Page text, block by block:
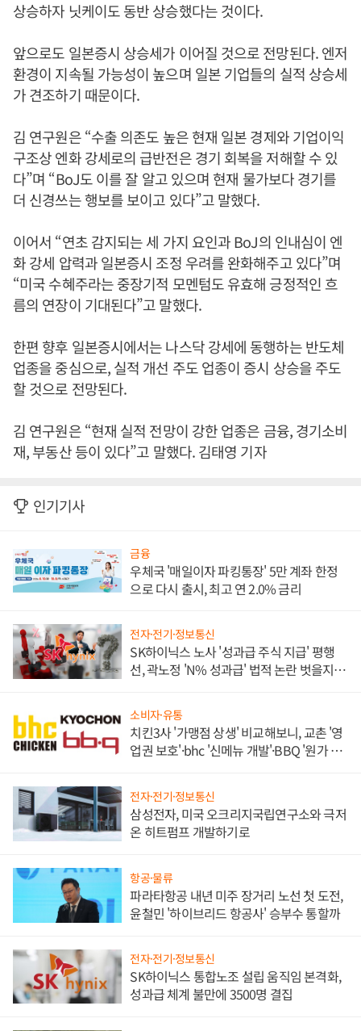
상승하자 닛케이도 동반 상승했다는 것이다.
앞으로도 일본증시 상승세가 이어질 것으로 전망된다. 엔저
환경이 지속될 가능성이 높으며 일본 기업들의 실적 상승세
가 견조하기 때문이다.
김 연구원은 “수출 의존도 높은 현재 일본 경제와 기업이익
구조상 엔화 강세로의 급반전은 경기 회복을 저해할 수 있
다”며 “BoJ도 이를 잘 알고 있으며 현재 물가보다 경기를
더 신경쓰는 행보를 보이고 있다”고 말했다.
이어서 “연초 감지되는 세 가지 요인과 BoJ의 인내심이 엔
화 강세 압력과 일본증시 조정 우려를 완화해주고 있다”며
“미국 수혜주라는 중장기적 모멘텀도 유효해 긍정적인 흐
름의 연장이 기대된다”고 말했다.
한편 향후 일본증시에서는 나스닥 강세에 동행하는 반도체
업종을 중심으로, 실적 개선 주도 업종이 증시 상승을 주도
할 것으로 전망된다.
김 연구원은 “현재 실적 전망이 강한 업종은 금융, 경기소비
재, 부동산 등이 있다”고 말했다. 김태영 기자
인기기사
금융
우체국 '매일이자 파킹통장' 5만 계좌 한정
으로 다시 출시, 최고 연 2.0% 금리
전자·전기·정보통신
SK하이닉스 노사 '성과급 주식 지급' 평행
선, 곽노정 'N% 성과급' 법적 논란 벗을지 주
소비자·유통
치킨3사 '가맹점 상생' 비교해보니, 교촌 '영
업권 보호'·bhc '신메뉴 개발'·BBQ '원가 부
전자·전기·정보통신
삼성전자, 미국 오크리지국립연구소와 극저
온 히트펌프 개발하기로
항공·물류
파라타항공 내년 미주 장거리 노선 첫 도전,
윤철민 '하이브리드 항공사' 승부수 통할까
전자·전기·정보통신
SK하이닉스 통합노조 설립 움직임 본격화,
성과급 체계 불만에 3500명 결집